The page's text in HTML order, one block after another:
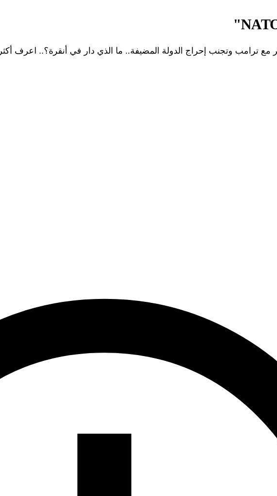
مع ترامب وتجنب إحراج الدولة المضيفة.. ما الذي دار في أنقرة؟.. اعرف أكثر